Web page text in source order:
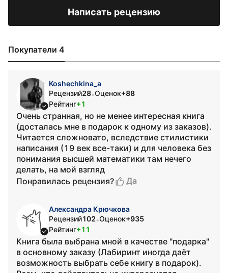
Написать рецензию
Покупатели 4
Koshechkina_a
Рецензий28•Оценок+88
Рейтинг+1
Очень странная, но не менее интересная книга
(досталась мне в подарок к одному из заказов).
Читается сложновато, вследствие стилистики
написания (19 век все-таки) и для человека без
понимания высшей математики там нечего
делать, на мой взгляд
Понравилась рецензия?
Да
Александра Крючкова
Рецензий102•Оценок+935
Рейтинг+11
Книга была выбрана мной в качестве "подарка"
в основному заказу (Лабиринт иногда даёт
возможность выбрать себе книгу в подарок).